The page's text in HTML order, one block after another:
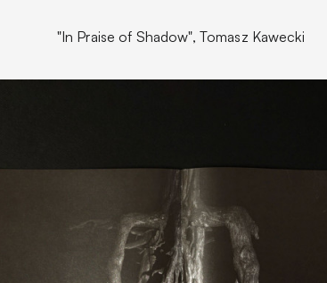
"In Praise of Shadow", Tomasz Kawecki